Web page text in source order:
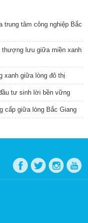
tâm công nghiệp Bắc
thượng lưu giữa miền xanh
xanh giữa lòng đô thị
tư sinh lời bền vững
cấp giữa lòng Bắc Giang